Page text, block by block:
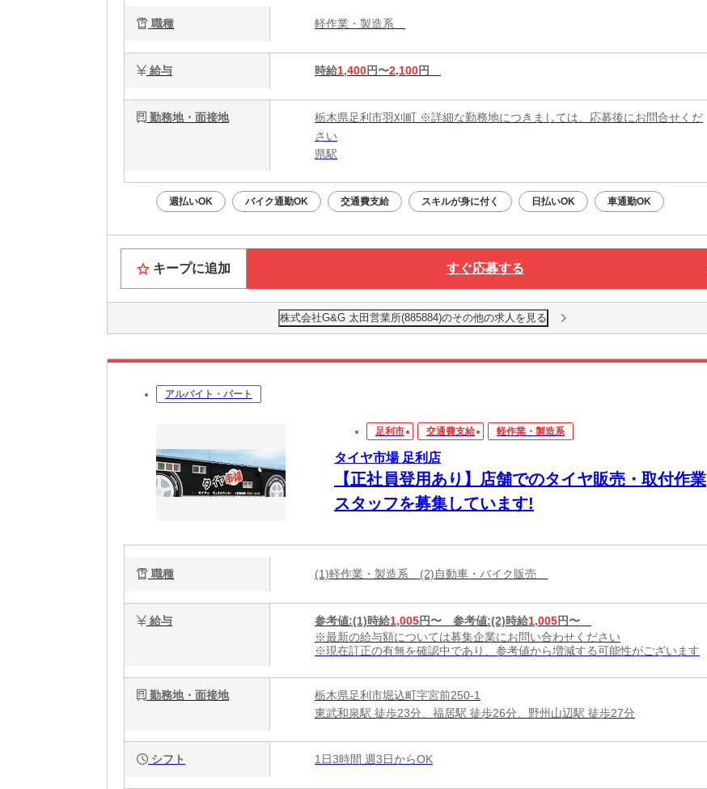
職種 軽作業・製造系
給与 時給1,400円〜2,100円
勤務地・面接地
栃木県足利市羽刈町 ※詳細な勤務地につきましては、応募後にお問合せくだ
さい
県駅
週払いOK バイク通勤OK 交通費支給 スキルが身に付く 日払いOK 車通勤OK
キープに追加 すぐ応募する
株式会社G&G 太田営業所(885884)のその他の求人を見る
アルバイト・パート
足利市 交通費支給 軽作業・製造系
タイヤ市場 足利店
【正社員登用あり】店舗でのタイヤ販売・取付作業
スタッフを募集しています!
職種 (1)軽作業・製造系 (2)自動車・バイク販売
給与 参考値:(1)時給1,005円〜 参考値:(2)時給1,005円〜
※最新の給与額については募集企業にお問い合わせください
※現在訂正の有無を確認中であり、参考値から増減する可能性がございます
勤務地・面接地
栃木県足利市堀込町字宮前250-1
東武和泉駅 徒歩23分、福居駅 徒歩26分、野州山辺駅 徒歩27分
シフト 1日3時間 週3日からOK